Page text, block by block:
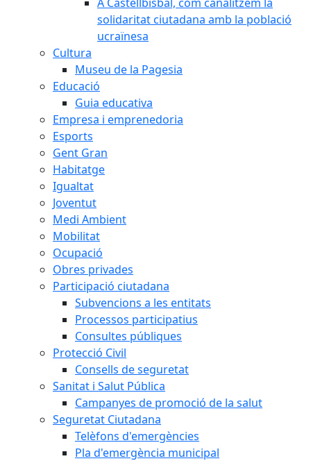
solidaritat ciutadana amb la població
ucraïnesa
Cultura
Museu de la Pagesia
Educació
Guia educativa
Empresa i emprenedoria
Esports
Gent Gran
Habitatge
Igualtat
Joventut
Medi Ambient
Mobilitat
Ocupació
Obres privades
Participació ciutadana
Subvencions a les entitats
Processos participatius
Consultes públiques
Protecció Civil
Consells de seguretat
Sanitat i Salut Pública
Campanyes de promoció de la salut
Seguretat Ciutadana
Telèfons d'emergències
Pla d'emergència municipal